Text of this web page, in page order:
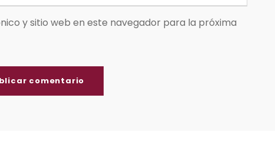
y sitio web en este navegador para la próxima